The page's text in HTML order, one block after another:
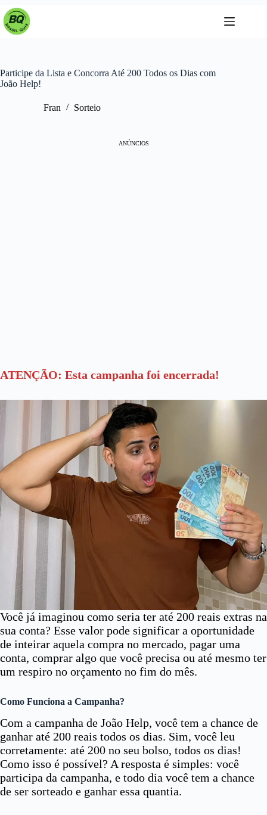
Pular
para
Participe da Lista e Concorra Até 200 Todos os Dias com
João Help!
Fran Sorteio
ANÚNCIOS
ATENÇÃO: Esta campanha foi encerrada!
Você já imaginou como seria ter até 200 reais extras na
sua conta? Esse valor pode significar a oportunidade
de inteirar aquela compra no mercado, pagar uma
conta, comprar algo que você precisa ou até mesmo ter
um respiro no orçamento no fim do mês.
Como Funciona a Campanha?
Com a campanha de João Help, você tem a chance de
ganhar até 200 reais todos os dias. Sim, você leu
corretamente: até 200 no seu bolso, todos os dias!
Como isso é possível? A resposta é simples: você
participa da campanha, e todo dia você tem a chance
de ser sorteado e ganhar essa quantia.